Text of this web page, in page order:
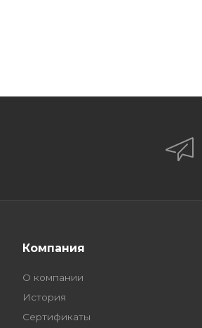
Компания
О компании
История
Сертификаты